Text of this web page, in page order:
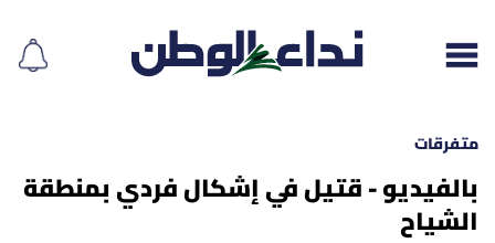
إقرأ الجريدة
متفرقات
بالفيديو - قتيل في إشكال فردي بمنطقة
الشياح